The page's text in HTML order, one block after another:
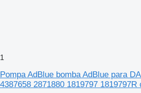
1
Pompa AdBlue bomba AdBlue para
4387658 2871880 1819797 1819797R